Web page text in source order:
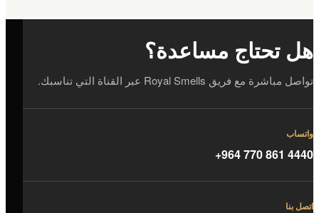
هل تحتاج مساعدة؟
تواصل مباشرة مع فريق Royal Smells عبر القناة التي تناسبك.
واتساب
+964 770 861 4440
اتصل بنا